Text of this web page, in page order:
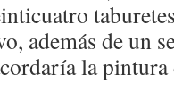
además de un
la pintura